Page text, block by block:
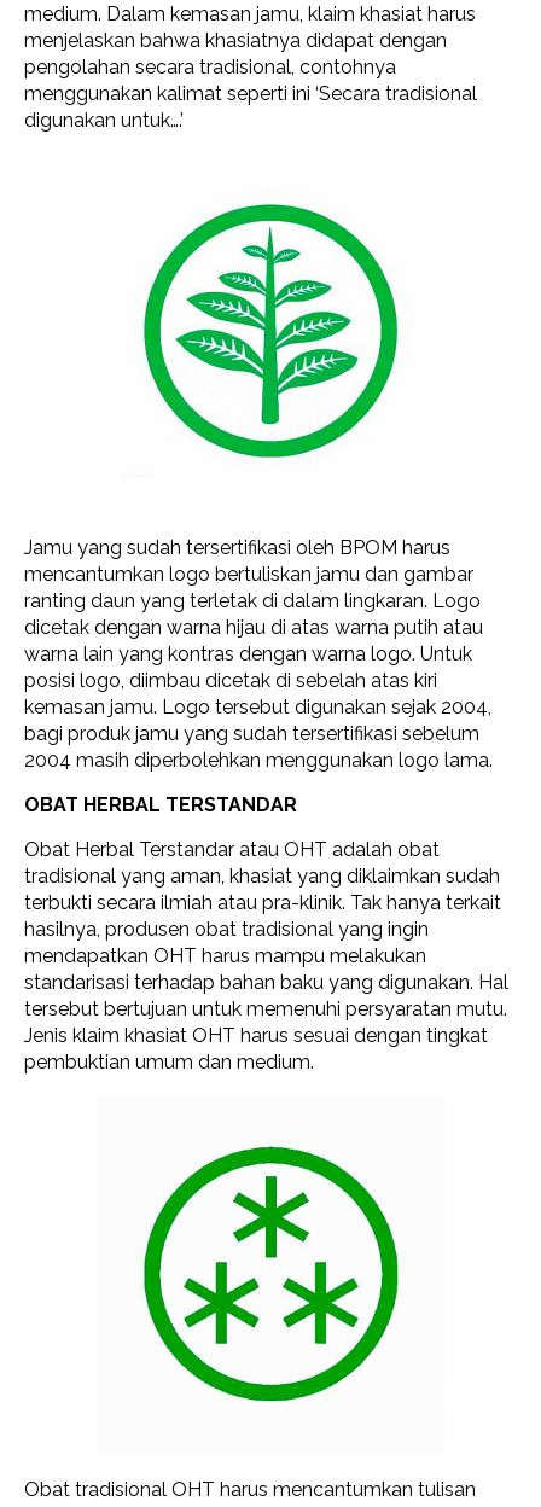
medium. Dalam kemasan jamu, klaim khasiat harus
menjelaskan bahwa khasiatnya didapat dengan
pengolahan secara tradisional, contohnya
menggunakan kalimat seperti ini ‘Secara tradisional
digunakan untuk….’
Jamu yang sudah tersertifikasi oleh BPOM harus
mencantumkan logo bertuliskan jamu dan gambar
ranting daun yang terletak di dalam lingkaran. Logo
dicetak dengan warna hijau di atas warna putih atau
warna lain yang kontras dengan warna logo. Untuk
posisi logo, diimbau dicetak di sebelah atas kiri
kemasan jamu. Logo tersebut digunakan sejak 2004,
bagi produk jamu yang sudah tersertifikasi sebelum
2004 masih diperbolehkan menggunakan logo lama.
OBAT HERBAL TERSTANDAR
Obat Herbal Terstandar atau OHT adalah obat
tradisional yang aman, khasiat yang diklaimkan sudah
terbukti secara ilmiah atau pra-klinik. Tak hanya terkait
hasilnya, produsen obat tradisional yang ingin
mendapatkan OHT harus mampu melakukan
standarisasi terhadap bahan baku yang digunakan. Hal
tersebut bertujuan untuk memenuhi persyaratan mutu.
Jenis klaim khasiat OHT harus sesuai dengan tingkat
pembuktian umum dan medium.
Obat tradisional OHT harus mencantumkan tulisan